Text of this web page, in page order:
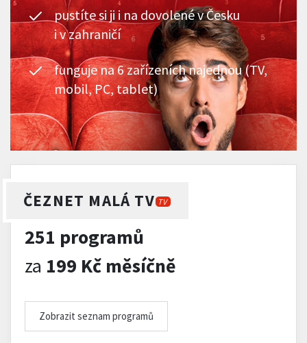
pustíte si ji i na dovolené v Česku
i v zahraničí
funguje na 6 zařízeních najednou (TV,
mobil, PC, tablet)
ČEZNET MALÁ TV TV
251 programů
za 199 Kč měsíčně
Zobrazit seznam programů